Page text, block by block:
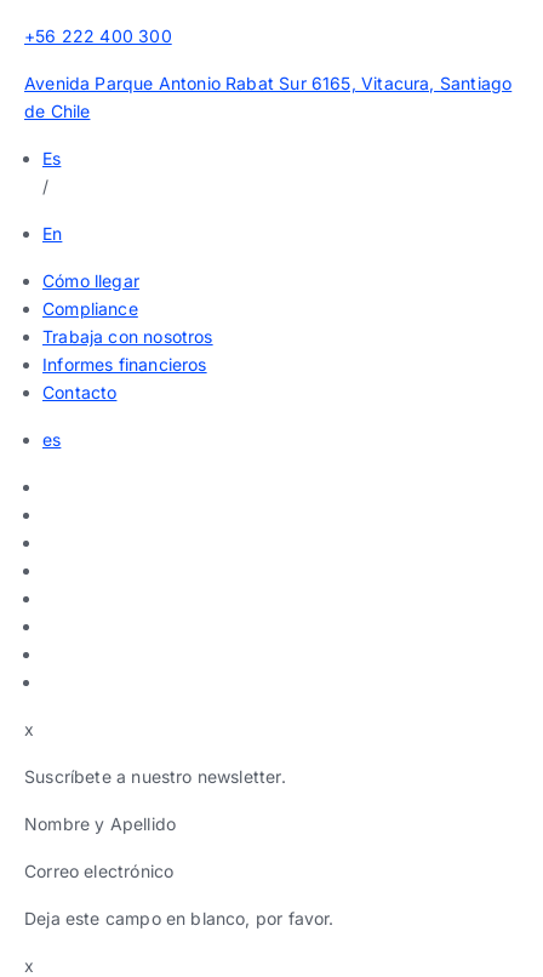
+56 222 400 300
Avenida Parque Antonio Rabat Sur 6165, Vitacura, Santiago
de Chile
Es
/
En
Cómo llegar
Compliance
Trabaja con nosotros
Informes financieros
Contacto
es
x
Suscríbete a nuestro newsletter.
Nombre y Apellido
Correo electrónico
Deja este campo en blanco, por favor.
x